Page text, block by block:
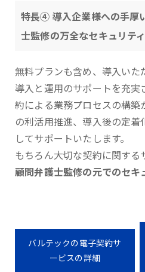
特長④ 導入企業様への手厚
士監修の万全なセキュリティ
無料プランも含め、導入いた
導入と運用のサポートを充実
約による業務プロセスの構築
の利活用推進、導入後の定
してサポートいたします。
もちろん大切な契約に関する
顧問弁護士監修の元でのセキ
バルテックの電子契約サ
ービスの詳細